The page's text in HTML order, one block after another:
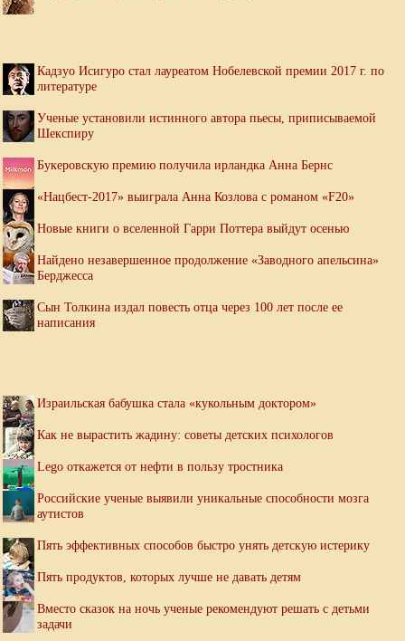
Кадзуо Исигуро стал лауреатом Нобелевской премии 2017 г. по
литературе
Ученые установили истинного автора пьесы, приписываемой
Шекспиру
Букеровскую премию получила ирландка Анна Бернс
«Нацбест-2017» выиграла Анна Козлова с романом «F20»
Новые книги о вселенной Гарри Поттера выйдут осенью
Найдено незавершенное продолжение «Заводного апельсина»
Берджесса
Сын Толкина издал повесть отца через 100 лет после ее
написания
Израильская бабушка стала «кукольным доктором»
Как не вырастить жадину: советы детских психологов
Lego откажется от нефти в пользу тростника
Российские ученые выявили уникальные способности мозга
аутистов
Пять эффективных способов быстро унять детскую истерику
Пять продуктов, которых лучше не давать детям
Вместо сказок на ночь ученые рекомендуют решать с детьми
задачи